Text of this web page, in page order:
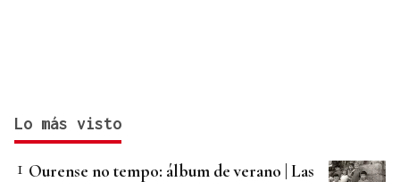
Lo más visto
Ourense no tempo: álbum de verano | Las